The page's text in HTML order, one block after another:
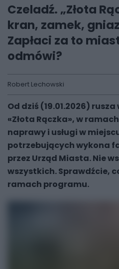
Czeladź. „Złota
kran, zamek,
Zapłaci za to
odmówi?
Robert Lechowski
Od dziś (19.01.2026)
«Złota Rączka», w
naprawy i usługi w
potrzebujących wykona
przez Urząd Miasta. Nie
wszystkich. Sprawdźcie,
ramach programu.